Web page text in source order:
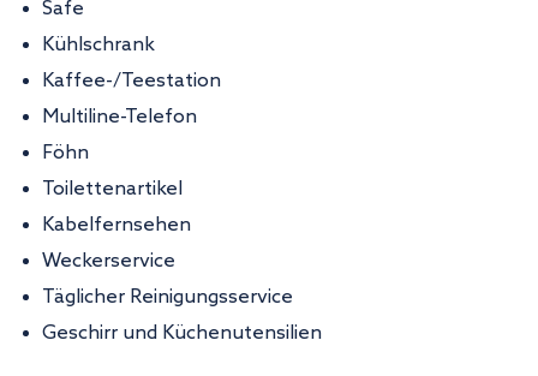
Safe
Kühlschrank
Kaffee-/Teestation
Multiline-Telefon
Föhn
Toilettenartikel
Kabelfernsehen
Weckerservice
Täglicher Reinigungsservice
Geschirr und Küchenutensilien